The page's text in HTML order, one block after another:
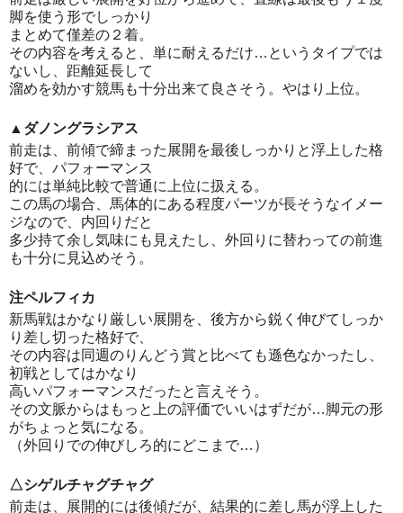
脚を使う形でしっかり
まとめて僅差の２着。
その内容を考えると、単に耐えるだけ…というタイプでは
ないし、距離延長して
溜めを効かす競馬も十分出来て良さそう。やはり上位。
▲ダノングラシアス
前走は、前傾で締まった展開を最後しっかりと浮上した格
好で、パフォーマンス
的には単純比較で普通に上位に扱える。
この馬の場合、馬体的にある程度パーツが長そうなイメー
ジなので、内回りだと
多少持て余し気味にも見えたし、外回りに替わっての前進
も十分に見込めそう。
注ペルフィカ
新馬戦はかなり厳しい展開を、後方から鋭く伸びてしっか
り差し切った格好で、
その内容は同週のりんどう賞と比べても遜色なかったし、
初戦としてはかなり
高いパフォーマンスだったと言えそう。
その文脈からはもっと上の評価でいいはずだが…脚元の形
がちょっと気になる。
（外回りでの伸びしろ的にどこまで…）
△シゲルチャグチャグ
前走は、展開的には後傾だが、結果的に差し馬が浮上した